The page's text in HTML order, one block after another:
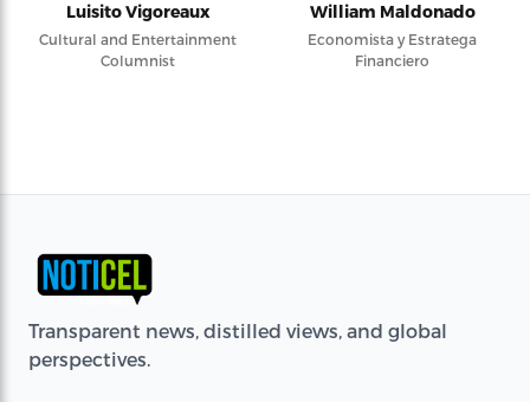
Luisito Vigoreaux
Cultural and Entertainment
Columnist
William Maldonado
Economista y Estratega
Financiero
Transparent news, distilled views, and global
perspectives.